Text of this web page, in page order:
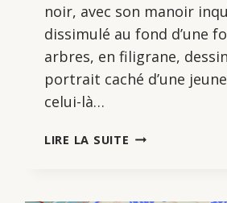
noir, avec son manoir
dissimulé au fond d’une
arbres, en filigrane,
portrait caché d’une
celui-là…
LIRE LA SUITE SEULE